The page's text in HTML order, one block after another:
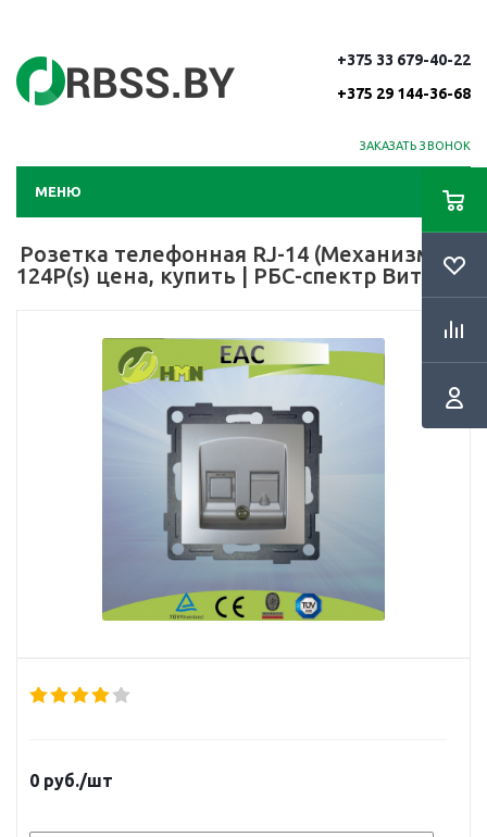
+375 33 679-40-22
+375 29 144-36-68
ЗАКАЗАТЬ ЗВОНОК
МЕНЮ
Розетка телефонная RJ-14 (Механизм) V-
124Р(s) цена, купить | РБС-спектр Витебск
0 руб./шт